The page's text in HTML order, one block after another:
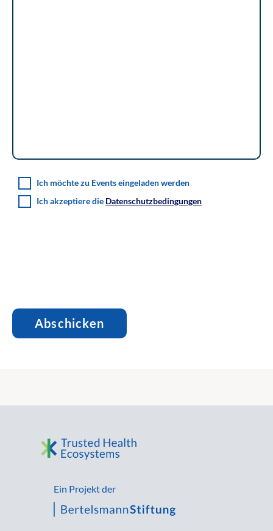
Ich möchte zu Events eingeladen werden
Ich akzeptiere die Datenschutzbedingungen
Ein Projekt der